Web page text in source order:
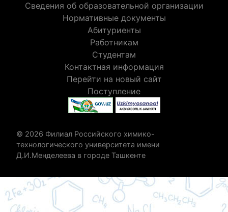
Сведения об образовательной организации
Нормативные документы
Абитуриенты
Работникам
Студентам
Контактная информация
Перейти на новый сайт
Поступление
© 2026 Филиал Российского химико-
технологического университета имени
Д.И.Менделеева в городе Ташкенте